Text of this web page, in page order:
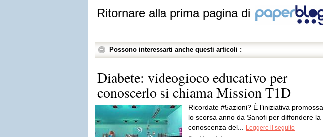
Ritornare alla prima pagina di
Possono interessarti anche questi articoli :
Diabete: videogioco educativo per
conoscerlo si chiama Mission T1D
Ricordate #5azioni? È l’iniziativa promossa
lo scorsa anno da Sanofi per diffondere la
conoscenza del...
Leggere il seguito